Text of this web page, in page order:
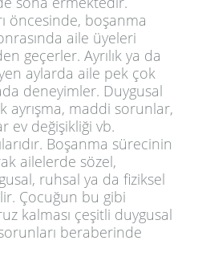
öncesinde, boşanma
aile üyeleri
geçerler. Ayrılık ya da
aylarda aile pek çok
deneyimler. Duygusal
ayrışma, maddi sorunlar,
ev değişikliği vb.
Boşanma sürecinin
ailelerde sözel,
ruhsal ya da fiziksel
Çocuğun bu gibi
kalması çeşitli duygusal
beraberinde